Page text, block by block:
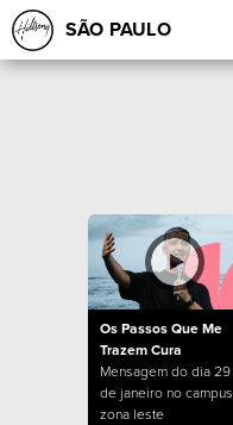
SÃO PAULO
Os Passos Que Me
Trazem Cura
Mensagem do dia 29
de janeiro no campus
zona leste